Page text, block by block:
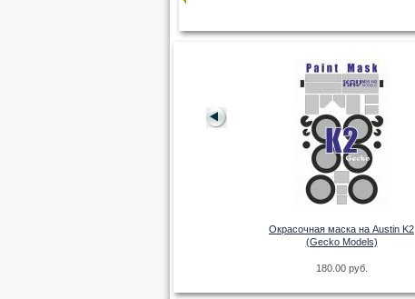
Окрасочная маска на Austin K2
(Gecko Models)
180.00 руб.